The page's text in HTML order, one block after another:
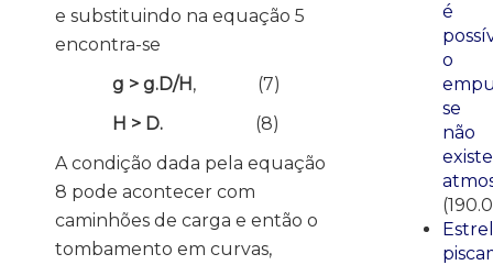
e substituindo na equação 5
encontra-se
g > g.D/H, (7)
H > D.
(8)
A condição dada pela equação
8 pode acontecer com
caminhões de carga e então o
tombamento em curvas,
é
o
se
não
existe